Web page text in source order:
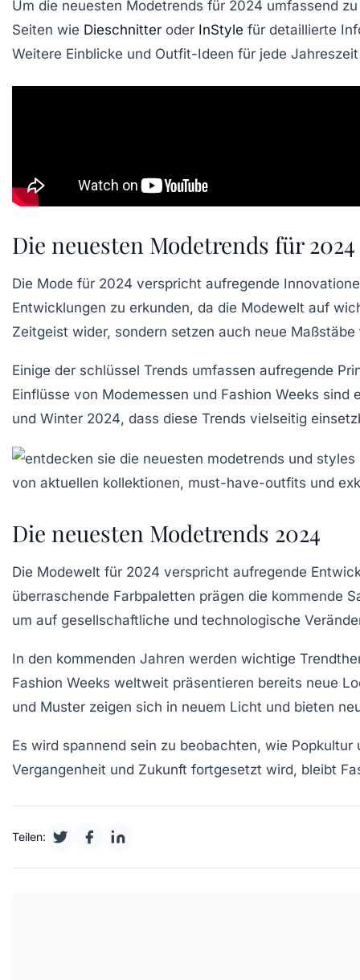
Um die neuesten Modetrends für 2024 umfassend
Seiten wie Dieschnitter oder InStyle für detaillierte
Weitere Einblicke und Outfit-Ideen für jede
Die neuesten Modetrends für 2024
Die Mode für 2024 verspricht aufregende
Entwicklungen zu erkunden, da die Modewelt auf
Zeitgeist wider, sondern setzen auch neue
Einige der schlüssel Trends umfassen aufregende
Einflüsse von Modemessen und Fashion Weeks sind
und Winter 2024, dass diese Trends vielseitig
Die neuesten Modetrends 2024
Die Modewelt für 2024 verspricht aufregende
überraschende Farbpaletten prägen die kommende
um auf gesellschaftliche und technologische
In den kommenden Jahren werden wichtige
Fashion Weeks weltweit präsentieren bereits neue
und Muster zeigen sich in neuem Licht und bieten
Es wird spannend sein zu beobachten, wie Popkultur
Vergangenheit und Zukunft fortgesetzt wird, bleibt
Teilen: